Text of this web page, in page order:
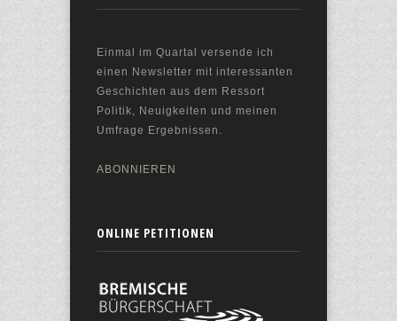
Einmal im Quartal versende ich
einen Newsletter mit interessanten
Geschichten aus dem Ressort
Politik, Neuigkeiten und meinen
Umfrage Ergebnissen.
ABONNIEREN
ONLINE PETITIONEN